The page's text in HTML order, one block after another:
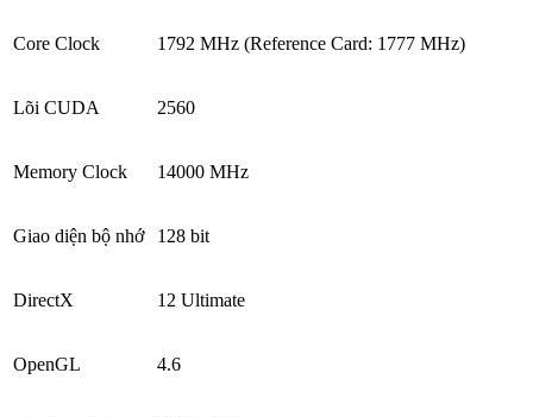
Core Clock 1792 MHz (Reference Card: 1777 MHz)
Lõi CUDA 2560
Memory Clock 14000 MHz
Giao diện bộ nhớ 128 bit
DirectX 12 Ultimate
OpenGL 4.6